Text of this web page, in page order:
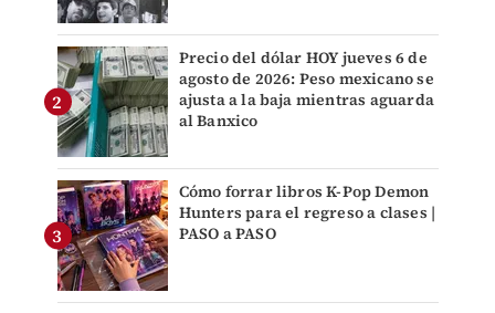
Precio del dólar HOY jueves 6 de
agosto de 2026: Peso mexicano se
ajusta a la baja mientras aguarda
al Banxico
Cómo forrar libros K-Pop Demon
Hunters para el regreso a clases |
PASO a PASO